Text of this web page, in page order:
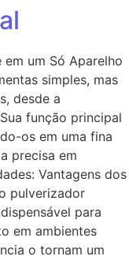
em um Só Aparelho
simples, mas
desde a
função principal
os em uma fina
precisa em
Vantagens dos
pulverizador
para
em ambientes
o tornam um